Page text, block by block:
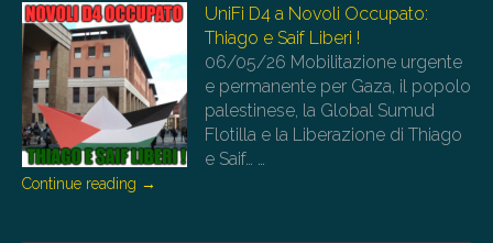
UniFi D4 a Novoli Occupato:
Thiago e Saif Liberi !
06/05/26 Mobilitazione urgente
e permanente per Gaza, il popolo
palestinese, la Global Sumud
Flotilla e la Liberazione di Thiago
e Saif… …
Continue reading →